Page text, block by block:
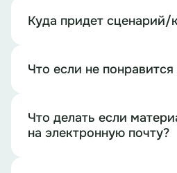
Куда придет сценарий/
Что если не
Что делать если
на электронную почту?